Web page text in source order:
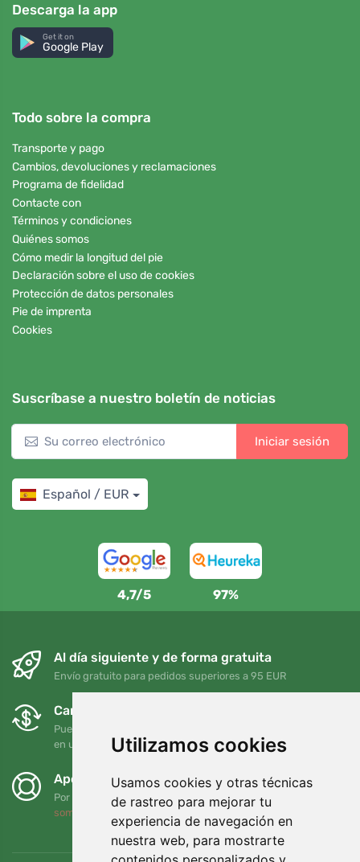
Utilizamos cookies
Usamos cookies y otras técnicas
de rastreo para mejorar tu
experiencia de navegación en
nuestra web, para mostrarte
Descarga la app
Get it on
Google Play
Todo sobre la compra
Transporte y pago
Cambios, devoluciones y reclamaciones
Programa de fidelidad
Contacte con
Términos y condiciones
Quiénes somos
Cómo medir la longitud del pie
Declaración sobre el uso de cookies
Protección de datos personales
Pie de imprenta
Cookies
Suscríbase a nuestro boletín de noticias
Iniciar sesión
Español / EUR
4,7/5 97%
Al día siguiente y de forma gratuita
Envío gratuito para pedidos superiores a 95 EUR
Cambios y devoluciones gratuitos
Puede devolver o cambiar su pedido en cualquier momento
en un plazo de 90 días
Apoyamos a Trees.org
Por cada pedido plantamos un árbol. Leer más
somos